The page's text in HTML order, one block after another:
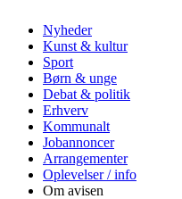
Nyheder
Kunst & kultur
Sport
Børn & unge
Debat & politik
Erhverv
Kommunalt
Jobannoncer
Arrangementer
Oplevelser / info
Om avisen